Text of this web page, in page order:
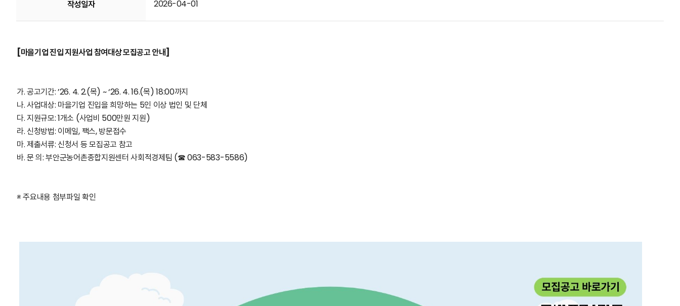
작성일자 2026-04-01
[마을기업 진입 지원사업 참여대상 모집공고 안내]
가. 공고기간: ’26. 4. 2.(목) ~ ‘26. 4. 16.(목) 18:00까지
나. 사업대상: 마을기업 진입을 희망하는 5인 이상 법인 및 단체
다. 지원규모: 1개소 (사업비 500만원 지원)
라. 신청방법: 이메일, 팩스, 방문접수
마. 제출서류: 신청서 등 모집공고 참고
바. 문 의: 부안군농어촌종합지원센터 사회적경제팀 (☎ 063-583-5586)
※ 주요내용 첨부파일 확인